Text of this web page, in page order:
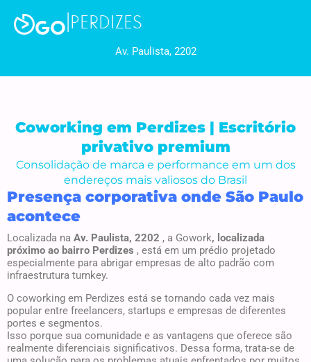
GO PERDIZES
Av. Paulista, 2202
Coworking em Perdizes | Escritório
privativo premium
Consolidação de marca e performance em um dos
endereços mais valiosos do Brasil
Presença corporativa onde São Paulo
acontece
Localizada na Av. Paulista, 2202 , a Gowork, localizada
próximo ao bairro Perdizes , está em um prédio projetado
especialmente para abrigar empresas de alto padrão com
infraestrutura turnkey.
O coworking em Perdizes está se tornando cada vez mais
popular entre freelancers, startups e empresas de diferentes
portes e segmentos.
Isso porque sua comunidade e as vantagens que oferece são
realmente diferenciais significativos. Dessa forma, trata-se de